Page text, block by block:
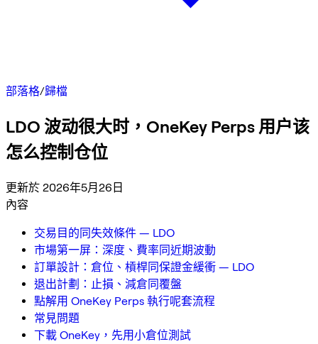
部落格/歸檔
LDO 波动很大时，OneKey Perps 用户该
怎么控制仓位
更新於 2026年5月26日
內容
交易目的同失效條件 — LDO
市場第一屏：深度、費率同近期波動
訂單設計：倉位、槓桿同保證金緩衝 — LDO
退出計劃：止損、減倉同覆盤
點解用 OneKey Perps 執行呢套流程
常見問題
下載 OneKey，先用小倉位測試